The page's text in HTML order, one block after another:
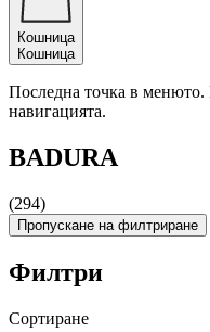
Кошница
Кошница
Последна точка в менюто.
навигацията.
BADURA
(294)
Пропускане на филтриране
Филтри
Сортиране